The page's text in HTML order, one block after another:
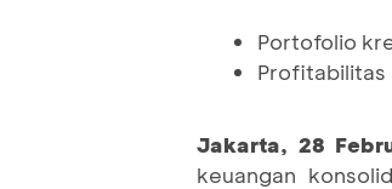
Portofolio
Profitabilitas
Jakarta, 28
keuangan